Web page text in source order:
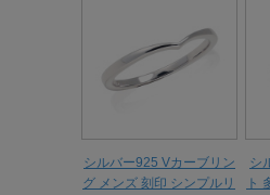
シルバー925 Vカーブリン
グ メンズ 刻印 シンプルリ
シ
ト